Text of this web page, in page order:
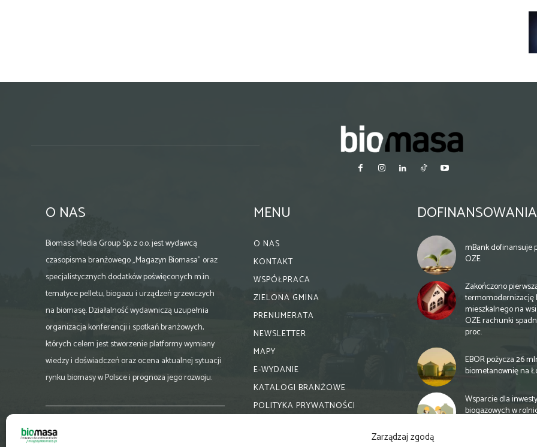
Zarządzaj zgodą
O NAS
Biomass Media Group Sp. z o.o. jest wydawcą
czasopisma branżowego „Magazyn Biomasa” oraz
specjalistycznych dodatków poświęconych m.in.
tematyce pelletu, biogazu i urządzeń grzewczych
na biomasę. Działalność wydawniczą uzupełnia
organizacja konferencji i spotkań branżowych,
których celem jest stworzenie platformy wymiany
wiedzy i doświadczeń oraz ocena aktualnej sytuacji
rynku biomasy w Polsce i prognoza jego rozwoju.
biuro@magazynbiomasa.pl
MENU
O NAS
KONTAKT
WSPÓŁPRACA
ZIELONA GMINA
PRENUMERATA
NEWSLETTER
MAPY
E-WYDANIE
KATALOGI BRANŻOWE
POLITYKA PRYWATNOŚCI
DOFINANSOWANIA
mBank dofinansuje
OZE
Zakończono
termomodernizację
mieszkalnego na
OZE rachunki
proc.
EBOR pożycza 26
biometanownię na
Wsparcie dla
biogazowych w